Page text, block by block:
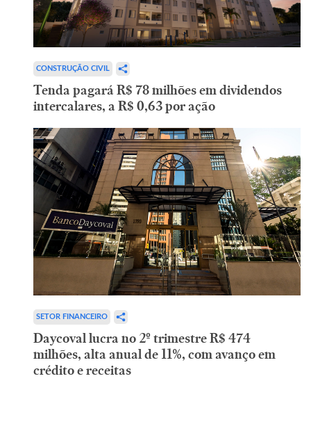
CONSTRUÇÃO CIVIL
Tenda pagará R$ 78 milhões em dividendos
intercalares, a R$ 0,63 por ação
SETOR FINANCEIRO
Daycoval lucra no 2º trimestre R$ 474
milhões, alta anual de 11%, com avanço em
crédito e receitas